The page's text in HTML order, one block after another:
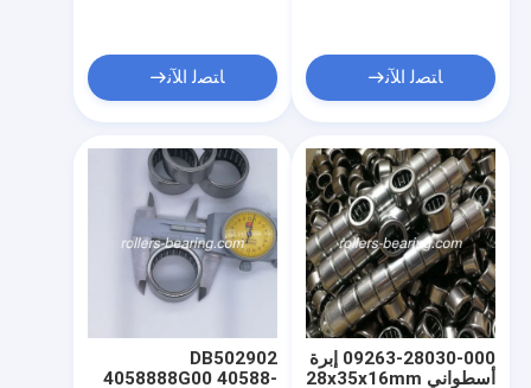
ﺎﺘﺼﻟ ﺍﻶﻧ ﺎﺘﺼﻟ ﺍﻶﻧ
DB502902
4058888G00 40588-
09263-28030-000 إبرة
أسطواني 28x35x16mm